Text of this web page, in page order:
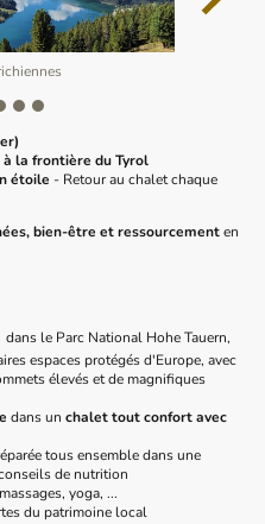
la frontière du Tyrol
étoile - Retour au chalet chaque
bien-être et ressourcementen
dans le Parc National Hohe Tauern,
espaces protégés d'Europe, avec
élevés et de magnifiques
dans un chalet tout confort avec
tous ensemble dans une
de nutrition
yoga, ...
du patrimoine local